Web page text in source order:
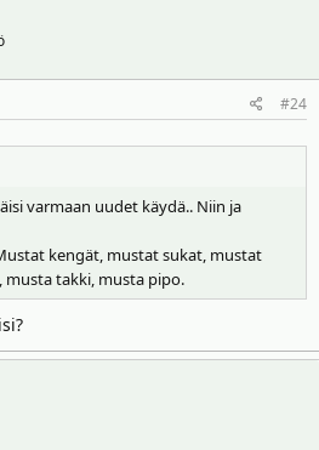
#24
varmaan uudet käydä.. Niin ja
kengät, mustat sukat, mustat
musta takki, musta pipo.